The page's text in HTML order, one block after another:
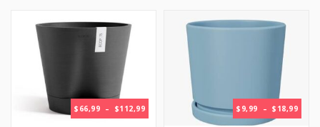
$ 66,99 – $112,99PLAGE
DE
$ 9,99 – $ 18,99
DE